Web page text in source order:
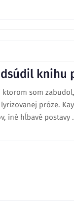
knihu
som
próze.
iné hĺbavé